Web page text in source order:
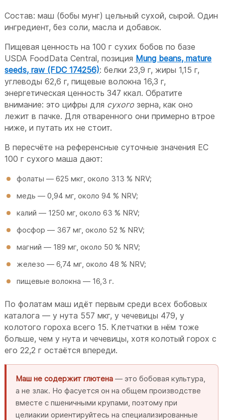
Состав: маш (бобы мунг) цельный сухой, сырой. Один
ингредиент, без соли, масла и добавок.
Пищевая ценность на 100 г сухих бобов по базе
USDA FoodData Central, позиция Mung beans, mature
seeds, raw (FDC 174256): белки 23,9 г, жиры 1,15 г,
углеводы 62,6 г, пищевые волокна 16,3 г,
энергетическая ценность 347 ккал. Обратите
внимание: это цифры для сухого зерна, как оно
лежит в пачке. Для отваренного они примерно втрое
ниже, и путать их не стоит.
В пересчёте на референсные суточные значения ЕС
100 г сухого маша дают:
фолаты — 625 мкг, около 313 % NRV;
медь — 0,94 мг, около 94 % NRV;
калий — 1250 мг, около 63 % NRV;
фосфор — 367 мг, около 52 % NRV;
магний — 189 мг, около 50 % NRV;
железо — 6,74 мг, около 48 % NRV;
пищевые волокна — 16,3 г.
По фолатам маш идёт первым среди всех бобовых
каталога — у нута 557 мкг, у чечевицы 479, у
колотого гороха всего 15. Клетчатки в нём тоже
больше, чем у нута и чечевицы, хотя колотый горох с
его 22,2 г остаётся впереди.
Маш не содержит глютена — это бобовая культура,
а не злак. Но фасуется он на общем производстве
вместе с пшеничными крупами, поэтому при
целиакии ориентируйтесь на специализированные